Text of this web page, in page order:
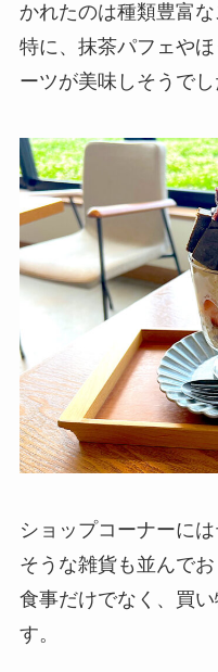
かれたのは種類豊富な
特に、抹茶パフェや
ーツが美味しそうでし
ショップコーナーに
そうな雑貨も並んでお
食事だけでなく、買
す。